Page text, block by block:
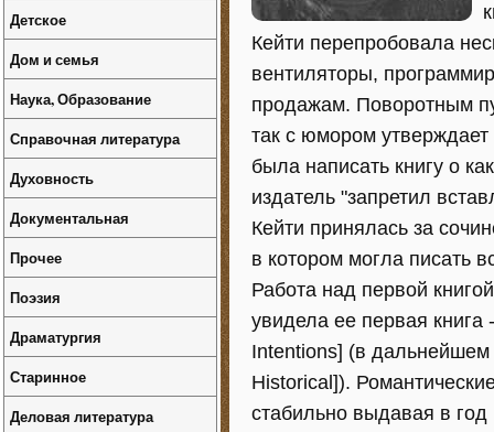
Кейти перепробовала
вентиляторы,
продажам. Поворотным
так с юмором
была написать книгу о
издатель "запретил
Кейти принялась за
в котором могла писать
Работа над первой
увидела ее первая книга
Intentions] (в дальнейшем
Historical]).
стабильно выдавая в
Детское
Дом и семья
Наука, Образование
Справочная литература
Духовность
Документальная
Прочее
Поэзия
Драматургия
Старинное
Деловая литература